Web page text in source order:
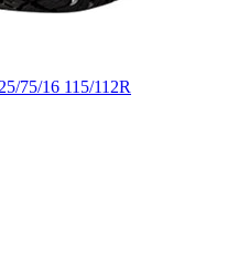
75/16 115/112R